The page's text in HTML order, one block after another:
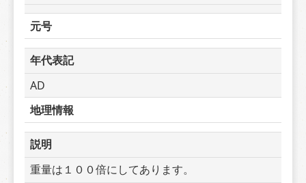
元号
年代表記
AD
地理情報
説明
重量は１００倍にしてあります。